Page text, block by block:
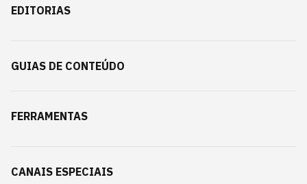
EDITORIAS
GUIAS DE CONTEÚDO
FERRAMENTAS
CANAIS ESPECIAIS